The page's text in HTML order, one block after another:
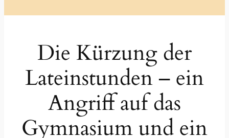
Die Kürzung der
Lateinstunden – ein
Angriff auf das
Gymnasium und ein